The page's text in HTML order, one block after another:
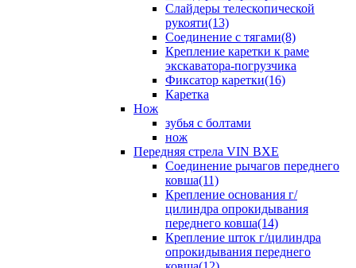
Слайдеры телескопической
рукояти(13)
Соединение с тягами(8)
Крепление каретки к раме
экскаватора-погрузчика
Фиксатор каретки(16)
Каретка
Нож
зубья с болтами
нож
Передняя стрела VIN BXE
Cоединение рычагов переднего
ковша(11)
Крепление основания г/
цилиндра опрокидывания
переднего ковша(14)
Крепление шток г/цилиндра
опрокидывания переднего